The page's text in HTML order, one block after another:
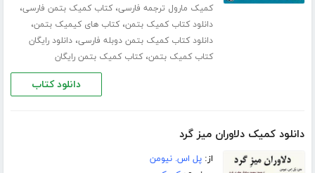
کمیک مارول ترجمه فارسی،کتاب کمیک بتمن فارسی،
دانلود کتاب کمیک بتمن،کتاب های کیمیک بتمن،
دانلود کتاب کمیک بتمن دوبله فارسی،دانلود رایگان
کتاب کمیک بتمن،کتاب کمیک بتمن رایگان
دانلود کتاب
دانلود کمیک دلاوران میز گرد
از:پل اس. نیومن